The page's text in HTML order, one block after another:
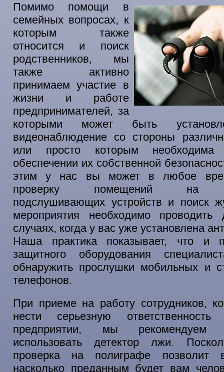
Помимо помощи в
семейных вопросах, к
которым также
относится и поиск
родственников, мы
также активно
принимаем участие в
жизни и работе
предпринимателей, за
которыми может быть
видеонаблюдение со стороны
или просто которым
обеспечении их собственной
этим у нас вы может в любое
проверку помещений на
подслушивающих устройств и поиск
мероприятия необходимо
случаях, когда у вас уже установлена
Наша практика показывает, что и
защитного оборудования
обнаружить прослушки мобильных и
телефонов.
При приеме на работу сотрудников,
нести серьезную
предприятии, мы рекомендуем
использовать детектор лжи.
проверка на полиграфе позволит
насколько преданным будет вам